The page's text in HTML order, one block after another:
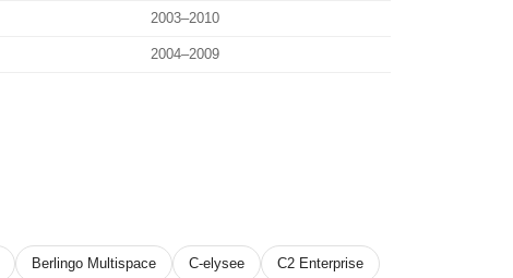
2003–2010
2004–2009
Berlingo Multispace C-elysee C2 Enterprise